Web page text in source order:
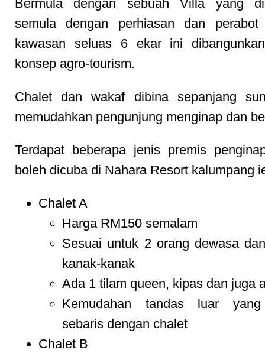
Bermula dengan sebuah Villa yang
semula dengan perhiasan dan perabot
kawasan seluas 6 ekar ini
konsep agro-tourism.
Chalet dan wakaf dibina sepanjang
memudahkan pengunjung menginap dan
Terdapat beberapa jenis premis
boleh dicuba di Nahara Resort kalumpang
Chalet A
Harga RM150 semalam
Sesuai untuk 2 orang dewasa
kanak-kanak
Ada 1 tilam queen, kipas dan juga
Kemudahan tandas luar
sebaris dengan chalet
Chalet B